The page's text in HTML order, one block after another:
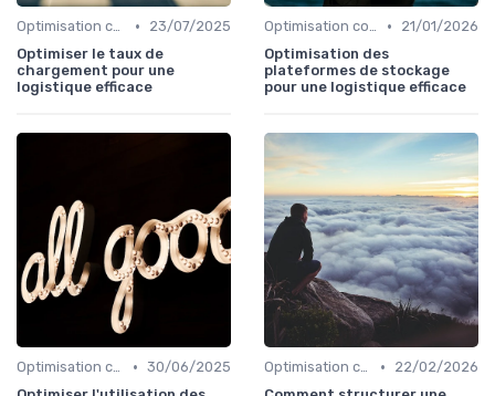
Optimisation coûts •
23/07/2025
Optimiser le taux de
chargement pour une
logistique efficace
Optimisation coûts •
21/01/2026
Optimisation des
plateformes de stockage
pour une logistique efficace
Optimisation coûts • 30/06/2025
Optimisation coûts •
22/02/2026